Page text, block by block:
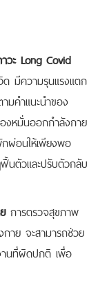
วะ Long Covid
ด มีความรุนแรงแตก
มคำแนะนำของ
งหมั่นออกกำลังกาย
ผ่อนให้เพียงพอ
นตัวและปรับตัวกลับ
การตรวจสุขภาพ
กาย จะสามารถช่วย
านที่ผิดปกติ เพื่อ